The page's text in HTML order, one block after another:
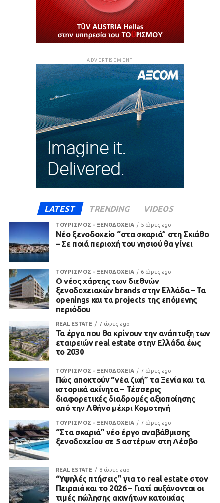
ADVERTISEMENT
LATEST TRENDING VIDEOS
ΤΟΥΡΙΣΜΟΣ - ΞΕΝΟΔΟΧΕΙΑ 5 ώρες ago
Νέο ξενοδοχείο “στα σκαριά” στη Σκιάθο
– Σε ποιά περιοχή του νησιού θα γίνει
ΤΟΥΡΙΣΜΟΣ - ΞΕΝΟΔΟΧΕΙΑ 6 ώρες ago
Ο νέος χάρτης των διεθνών
ξενοδοχειακών brands στην Ελλάδα – Τα
openings και τα projects της επόμενης
περιόδου
REAL ESTATE 7 ώρες ago
Τα έργα που θα κρίνουν την ανάπτυξη των
εταιρειών real estate στην Ελλάδα έως
το 2030
ΤΟΥΡΙΣΜΟΣ - ΞΕΝΟΔΟΧΕΙΑ 7 ώρες ago
Πώς αποκτούν “νέα ζωή” τα Ξενία και τα
ιστορικά ακίνητα – Τέσσερις
διαφορετικές διαδρομές αξιοποίησης
από την Αθήνα μέχρι Κομοτηνή
ΤΟΥΡΙΣΜΟΣ - ΞΕΝΟΔΟΧΕΙΑ 7 ώρες ago
“Στα σκαριά” νέο έργο αναβάθμισης
ξενοδοχείου σε 5 αστέρων στη Λέσβο
REAL ESTATE 8 ώρες ago
“Υψηλές πτήσεις” για το real estate στον
Πειραιά και το 2026 – Γιατί αυξάνονται οι
τιμές πώλησης ακινήτων κατοικίας